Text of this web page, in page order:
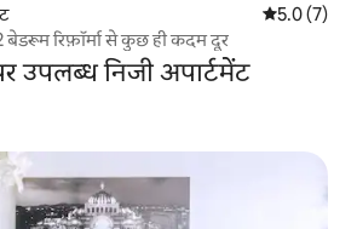
औसत रेटिंग 5
5.0 (7)
बेडरूम रिफ़ॉर्मा से कुछ ही कदम दूर
उपलब्ध निजी अपार्टमेंट